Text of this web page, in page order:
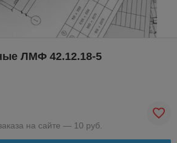
ЛМФ 42.12.18-5
на сайте — 10 руб.